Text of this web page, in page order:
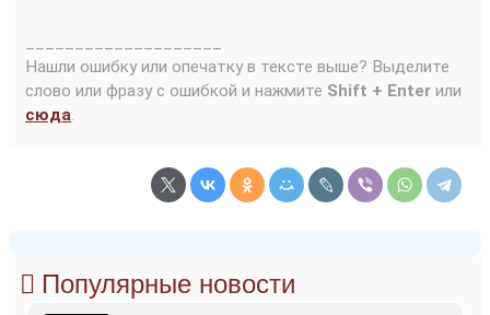
Нашли ошибку или опечатку в тексте выше? Выделите
слово или фразу с ошибкой и нажмите Shift + Enter или
сюда.
Популярные новости